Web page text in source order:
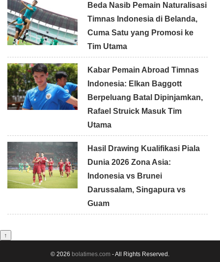
Beda Nasib Pemain Naturalisasi
Timnas Indonesia di Belanda,
Cuma Satu yang Promosi ke
Tim Utama
Kabar Pemain Abroad Timnas
Indonesia: Elkan Baggott
Berpeluang Batal Dipinjamkan,
Rafael Struick Masuk Tim
Utama
Hasil Drawing Kualifikasi Piala
Dunia 2026 Zona Asia:
Indonesia vs Brunei
Darussalam, Singapura vs
Guam
↑
© 2026 bolatimes.com - All Rights Reserved.